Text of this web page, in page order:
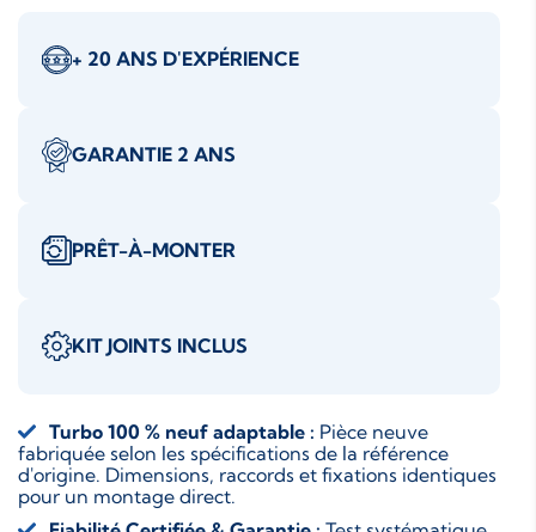
+ 20 ANS D'EXPÉRIENCE
GARANTIE 2 ANS
PRÊT-À-MONTER
KIT JOINTS INCLUS
Turbo 100 % neuf adaptable : Pièce neuve
fabriquée selon les spécifications de la référence
d'origine. Dimensions, raccords et fixations identiques
pour un montage direct.